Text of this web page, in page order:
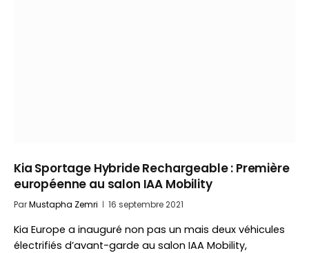
Kia Sportage Hybride Rechargeable : Première
européenne au salon IAA Mobility
ParMustapha Zemri 16 septembre 2021
Kia Europe a inauguré non pas un mais deux véhicules
électrifiés d’avant-garde au salon IAA Mobility,